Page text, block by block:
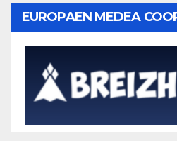
EUROPAEN MEDEA